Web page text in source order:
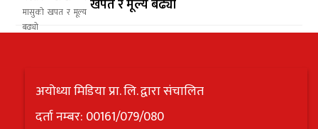
खपत र मूल्य बढ्यो
अयोध्या मिडिया प्रा. लि. द्वारा संचालित
दर्ता नम्बर: 00161/079/080